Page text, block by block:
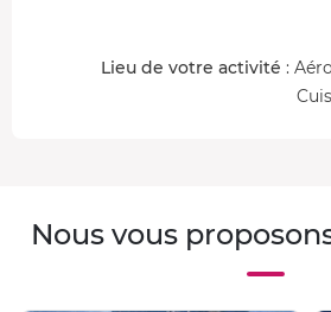
Lieu de votre activité :
Nous vous